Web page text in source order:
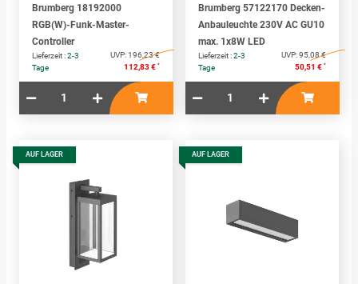
Brumberg 18192000
RGB(W)-Funk-Master-
Controller
Lieferzeit :2-3
Tage
UVP:196,23 €
112,83 € *
Brumberg 57122170 Decken-
Anbauleuchte 230V AC GU10
max. 1x8W LED
Lieferzeit :2-3
Tage
UVP:95,08 €
50,51 € *
AUF LAGER AUF LAGER